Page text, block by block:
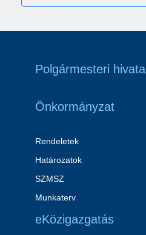
Polgármesteri hivatal
Önkormányzat
Rendeletek
Határozatok
SZMSZ
Munkaterv
eKözigazgatás